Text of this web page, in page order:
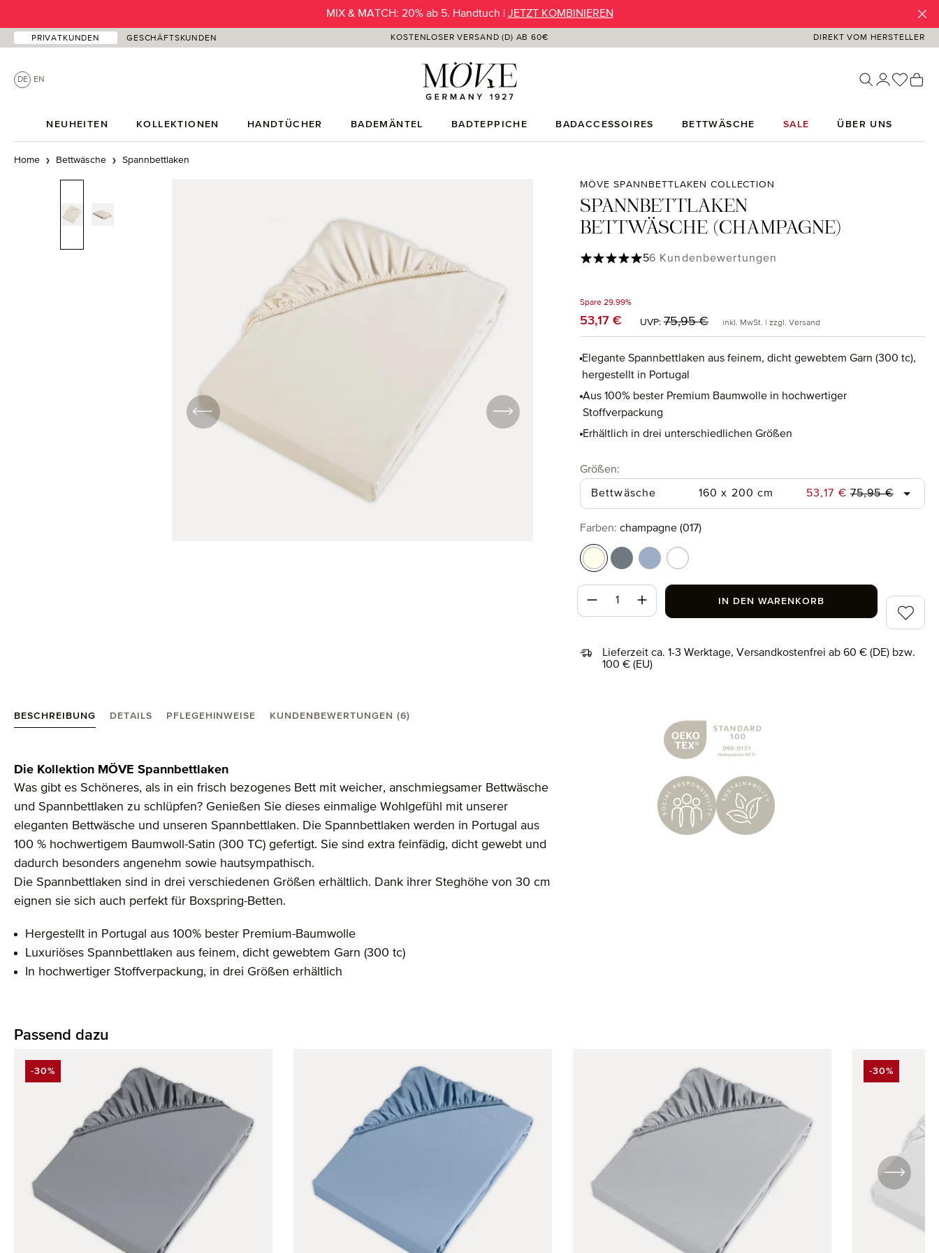
SUMMER SALE | Preisvorteil jetzt bis -50% |JETZT ENTDECKEN
MIX & MATCH: 20% ab 5. Handtuch | JETZT KOMBINIEREN
PRIVATKUNDEN GESCHÄFTSKUNDEN KOSTENLOSER VERSAND (D) AB 60€ DIREKT VOM HERSTELLER
DE EN Du
NEUHEITEN KOLLEKTIONEN HANDTÜCHER BADEMÄNTEL BADTEPPICHE BADACCESSOIRES BETTWÄSCHE SALE ÜBER UNS
Home Bettwäsche Spannbettlaken
MÖVE SPANNBETTLAKEN COLLECTION
SPANNBETTLAKEN
BETTWÄSCHE (CHAMPAGNE)
Spare 29.99%
Verkaufspreis:
53,17 € UVP: Regulärer Preis:
75,95 € inkl. MwSt. | zzgl. Versand
Elegante Spannbettlaken aus feinem, dicht gewebtem Garn (300 tc),
hergestellt in Portugal
Aus 100% bester Premium Baumwolle in hochwertiger
Stoffverpackung
Erhältlich in drei unterschiedlichen Größen
Durchschnittliche Bewertung von 5 von 5 Sternen
56 Kundenbewertungen
Lieferzeit ca. 1-3 Werktage, Versandkostenfrei ab 60 € (DE) bzw.
100 € (EU)
Größenauswählen
:
Bettwäsche 160 x 200 cm Verkaufspreis:
53,17 € Regulärer Preis:
75,95 €
Farbenauswählen
: champagne (017)
champagne (017)
grey (850)light blue (436)
snow (001)
Produkt Anzahl: Gib den gewünschten Wert
IN DEN WARENKORB Zum
BESCHREIBUNG DETAILS PFLEGEHINWEISE KUNDENBEWERTUNGEN (6)
Produktinformationen "Spannbettlaken Bettwäsche"
Die Kollektion MÖVE Spannbettlaken
Was gibt es Schöneres, als in ein frisch bezogenes Bett mit weicher, anschmiegsamer Bettwäsche
und Spannbettlaken zu schlüpfen? Genießen Sie dieses einmalige Wohlgefühl mit unserer
eleganten Bettwäsche und unseren Spannbettlaken. Die Spannbettlaken werden in Portugal aus
100 % hochwertigem Baumwoll-Satin (300 TC) gefertigt. Sie sind extra feinfädig, dicht gewebt und
dadurch besonders angenehm sowie hautsympathisch.
Die Spannbettlaken sind in drei verschiedenen Größen erhältlich. Dank ihrer Steghöhe von 30 cm
eignen sie sich auch perfekt für Boxspring-Betten.
Hergestellt in Portugal aus 100% bester Premium-Baumwolle
Luxuriöses Spannbettlaken aus feinem, dicht gewebtem Garn (300 tc)
In hochwertiger Stoffverpackung, in drei Größen erhältlich
Passend dazu
RABATT
-30% RABATT
-30%